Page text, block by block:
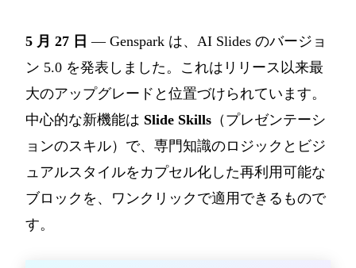
5 月 27 日 — Genspark は、AI Slides のバージョ
ン 5.0 を発表しました。これはリリース以来最
大のアップグレードと位置づけられています。
中心的な新機能は Slide Skills （プレゼンテーシ
ョンのスキル）で、専門知識のロジックとビジ
ュアルスタイルをカプセル化した再利用可能な
ブロックを、ワンクリックで適用できるもので
す。